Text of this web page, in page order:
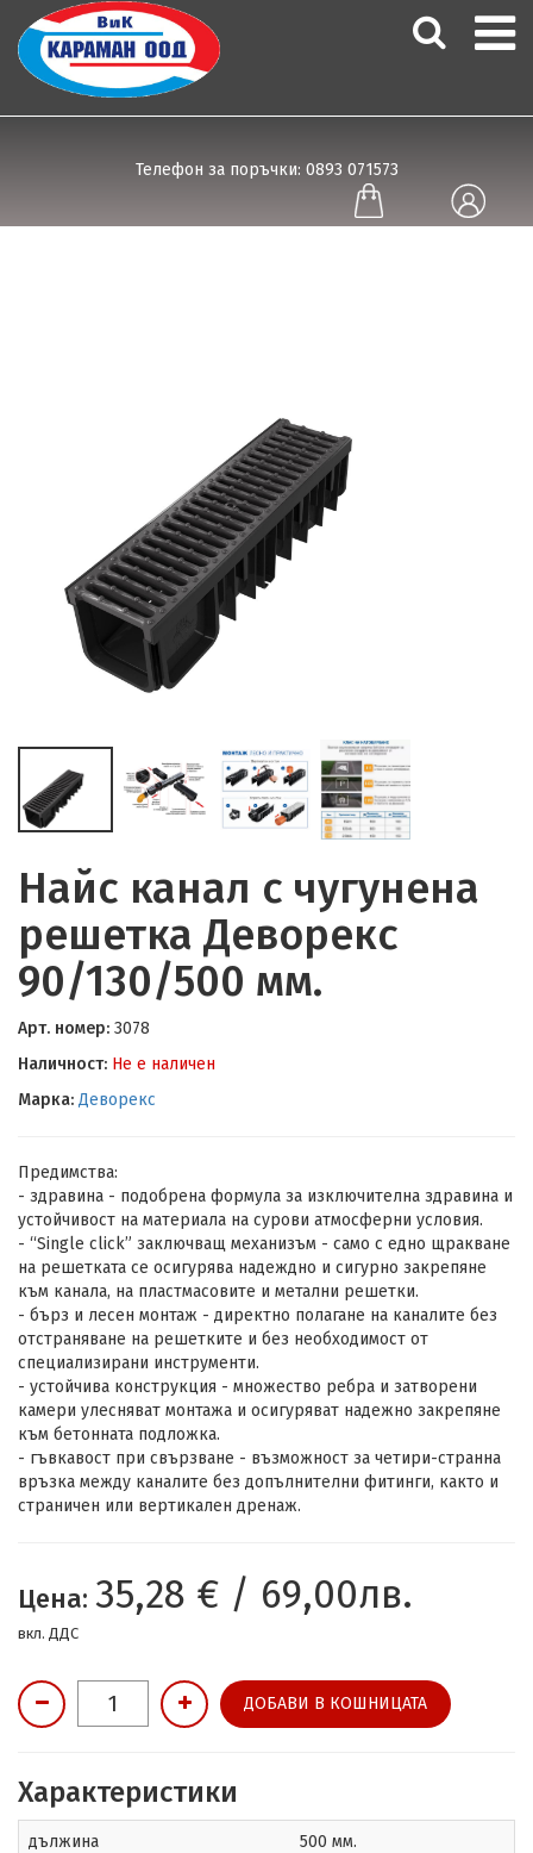
Телефон за поръчки: 0893 071573
Найс канал с чугунена
решетка Деворекс
90/130/500 мм.
Арт. номер: 3078
Наличност: Не е наличен
Марка: Деворекс
Предимства:
- здравина - подобрена формула за изключителна здравина и
устойчивост на материала на сурови атмосферни условия.
- “Single click” заключващ механизъм - само с едно щракване
на решетката се осигурява надеждно и сигурно закрепяне
към канала, на пластмасовите и метални решетки.
- бърз и лесен монтаж - директно полагане на каналите без
отстраняване на решетките и без необходимост от
специализирани инструменти.
- устойчива конструкция - множество ребра и затворени
камери улесняват монтажа и осигуряват надежно закрепяне
към бетонната подложка.
- гъвкавост при свързване - възможност за четири-странна
връзка между каналите без допълнителни фитинги, както и
страничен или вертикален дренаж.
Цена: 35,28 € / 69,00лв.
вкл. ДДС
ДОБАВИ В КОШНИЦАТА
Характеристики
дължина 500 мм.